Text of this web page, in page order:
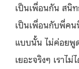
เป็นเพื่อนกัน สนิ
เป็นเพื่อนกับพี่คน
แบบนั้น ไม่ค่อยพู
เยอะจริงๆ เราไ